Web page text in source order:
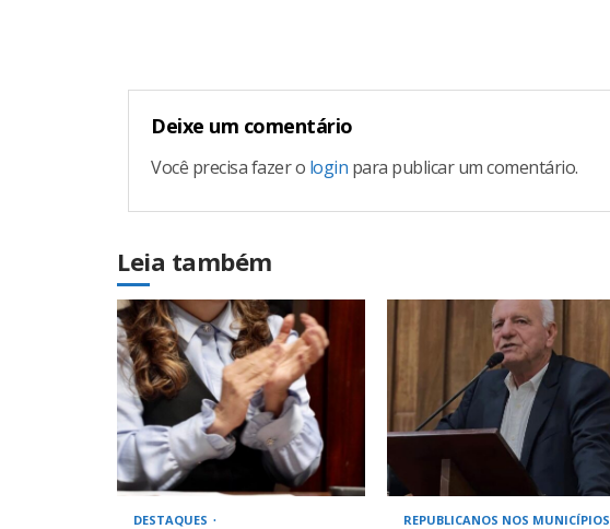
Deixe um comentário
Você precisa fazer o login para publicar um comentário.
Leia também
DESTAQUES
REPUBLICANOS NOS MUNICÍPIOS